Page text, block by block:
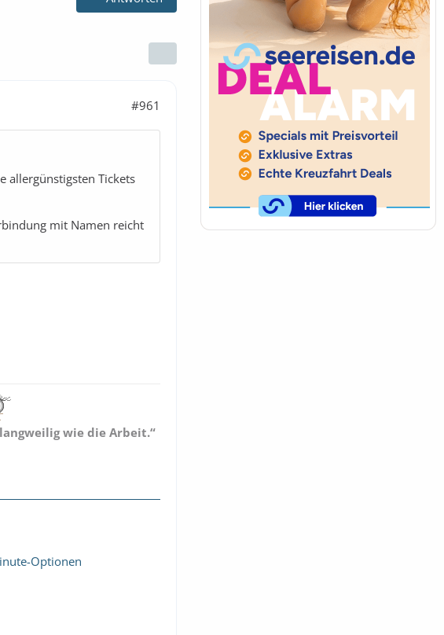
#961
allergünstigsten Tickets
mit Namen reicht
wie die Arbeit.“
Optionen